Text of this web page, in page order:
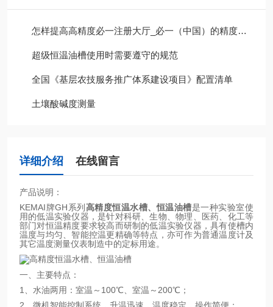
怎样提高高精度必一注册大厅_必一（中国）的精度以及制冷效果下降的原因是什么？
超级恒温油槽使用时需要遵守的规范
全国《基层农技服务推广体系建设项目》配置清单
土壤酸碱度测量
详细介绍 在线留言
产品说明：
KEMAI牌GH系列 高精度恒温水槽、恒温油槽是一种实验室使
用的低温实验仪器，是针对科研、生物、物理、医药、化工等
部门对恒温精度要求较高而研制的低温实验仪器，具有使槽内
温度与均匀、智能控温更精确等特点，亦可作为普通温度计及
其它温度测量仪表制造中的定标用途。
一、主要特点：
1、水油两用：室温～100℃、室温～200℃；